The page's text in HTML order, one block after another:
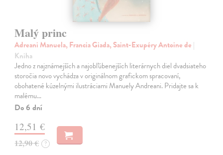
Malý princ
Adreani Manuela, Francia Giada, Saint-Exupéry Antoine de |
Kniha
Jedno z najznámejších a najobľúbenejších literárnych diel dvadsiateho
storočia novo vychádza v originálnom grafickom spracovaní,
obohatené kúzelnými ilustráciami Manuely Andreani. Pridajte sa k
malému…
Do 6 dní
12,51 €
12,90 € ?